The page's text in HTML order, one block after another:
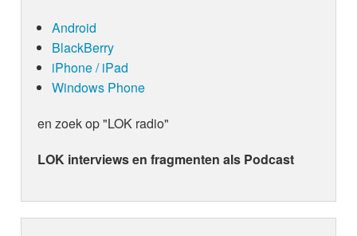
zijn benieuwd of dit de grote terugkeer van de
Een hulpmiddeltje hierbij is het worden van de
Android
BlackBerry
iPhone / iPad
Windows Phone
en zoek op "LOK radio"
LOK interviews en fragmenten als Podcast